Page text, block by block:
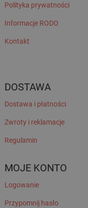
Polityka prywatności
Informacje RODO
Kontakt
DOSTAWA
Dostawa i płatności
Zwroty i reklamacje
Regulamin
MOJE KONTO
Logowanie
Przypomnij hasło